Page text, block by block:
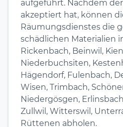
aufgeführt. Nachdem
akzeptiert hat, können
Räumungsdienstes die
schädlichen Materialien
Rickenbach, Beinwil,
Niederbuchsiten,
Hägendorf, Fulenbach,
Wisen, Trimbach,
Niedergösgen,
Zullwil, Witterswil,
Rüttenen abholen.